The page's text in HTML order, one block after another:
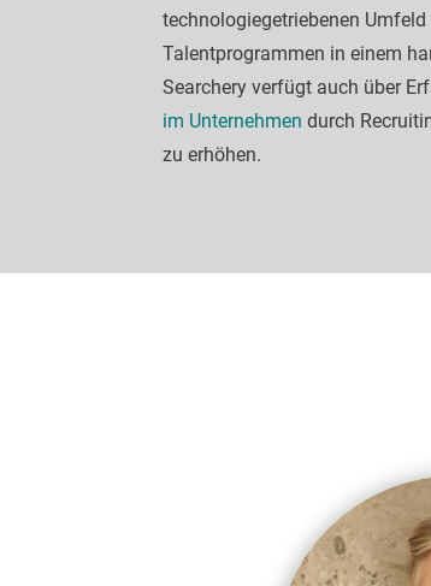
technologiegetriebenen
Talentprogrammen in einem
Searchery verfügt auch über
im Unternehmen durch
zu erhöhen.